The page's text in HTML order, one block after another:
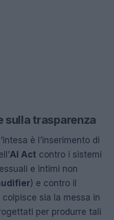
sulla trasparenza
è l’inserimento di
AI Act contro i sistemi
e intimi non
) e contro il
colpisce sia la messa in
per produrre tali